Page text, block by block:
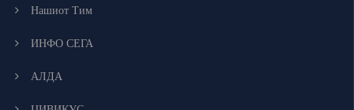
Нашиот Тим
ИНФО СЕГА
АЛДА